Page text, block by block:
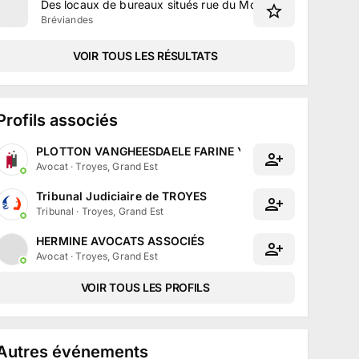
Des locaux de bureaux situés rue du Moulinet à Bréviandes
Bréviandes
VOIR TOUS LES RÉSULTATS
associés
PLOTTON VANGHEESDAELE FARINE YERNAUX
Avocat ·Troyes, Grand Est
Tribunal Judiciaire de TROYES
Tribunal · Troyes, Grand Est
HERMINE AVOCATS ASSOCIÉS
Avocat ·Troyes, Grand Est
VOIR TOUS LES PROFILS
événements